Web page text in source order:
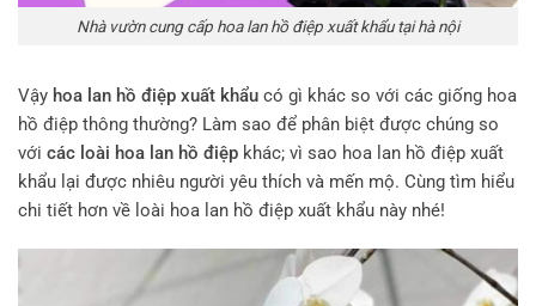
Nhà vườn cung cấp hoa lan hồ điệp xuất khẩu tại hà nội
Vậy hoa lan hồ điệp xuất khẩu có gì khác so với các giống hoa
hồ điệp thông thường? Làm sao để phân biệt được chúng so
với các loài hoa lan hồ điệp khác; vì sao hoa lan hồ điệp xuất
khẩu lại được nhiêu người yêu thích và mến mộ. Cùng tìm hiểu
chi tiết hơn về loài hoa lan hồ điệp xuất khẩu này nhé!